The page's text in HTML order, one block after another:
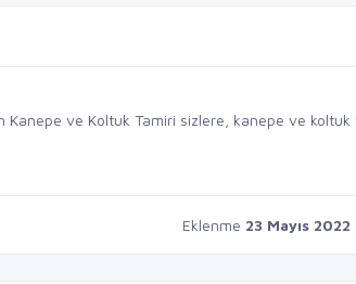
ve Koltuk Tamiri sizlere, kanepe ve koltuk
Eklenme 23 Mayıs